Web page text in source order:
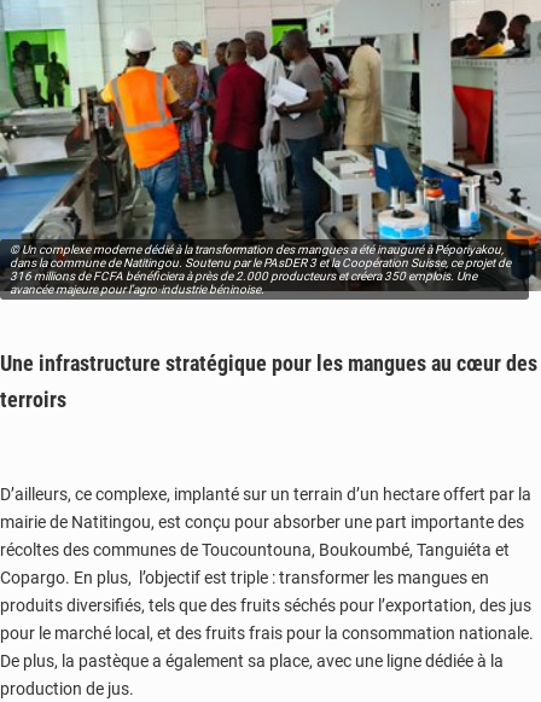
© Un complexe moderne dédié à la transformation des mangues a été inauguré à Péporiyakou,
dans la commune de Natitingou. Soutenu par le PAsDER 3 et la Coopération Suisse, ce projet de
316 millions de FCFA bénéficiera à près de 2.000 producteurs et créera 350 emplois. Une
avancée majeure pour l’agro-industrie béninoise.
Une infrastructure stratégique pour les mangues au cœur des
terroirs
D’ailleurs, ce complexe, implanté sur un terrain d’un hectare offert par la
mairie de Natitingou, est conçu pour absorber une part importante des
récoltes des communes de Toucountouna, Boukoumbé, Tanguiéta et
Copargo. En plus, l’objectif est triple : transformer les mangues en
produits diversifiés, tels que des fruits séchés pour l’exportation, des jus
pour le marché local, et des fruits frais pour la consommation nationale.
De plus, la pastèque a également sa place, avec une ligne dédiée à la
production de jus.